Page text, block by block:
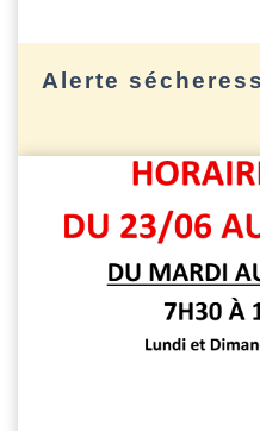
Alerte